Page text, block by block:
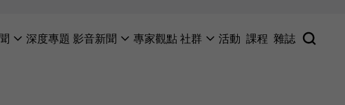
深度專題 影音新聞 專家觀點社群 活動 課程 雜誌